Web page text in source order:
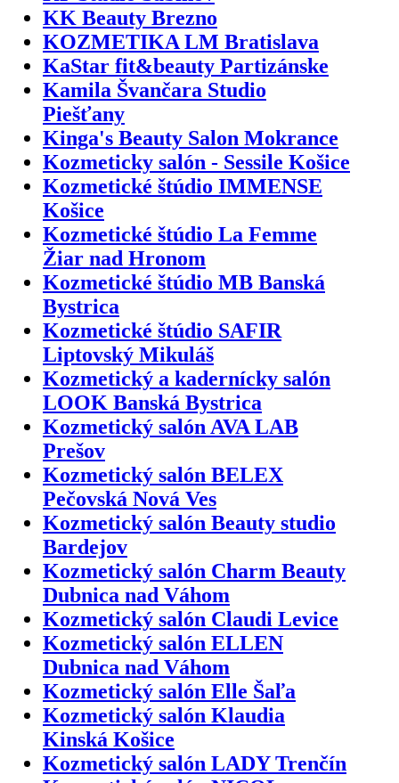
KK Beauty Brezno
KOZMETIKA LM Bratislava
KaStar fit&beauty Partizánske
Kamila Švančara Studio
Piešťany
Kinga's Beauty Salon Mokrance
Kozmeticky salón - Sessile Košice
Kozmetické štúdio IMMENSE
Košice
Kozmetické štúdio La Femme
Žiar nad Hronom
Kozmetické štúdio MB Banská
Bystrica
Kozmetické štúdio SAFIR
Liptovský Mikuláš
Kozmetický a kadernícky salón
LOOK Banská Bystrica
Kozmetický salón AVA LAB
Prešov
Kozmetický salón BELEX
Pečovská Nová Ves
Kozmetický salón Beauty studio
Bardejov
Kozmetický salón Charm Beauty
Dubnica nad Váhom
Kozmetický salón Claudi Levice
Kozmetický salón ELLEN
Dubnica nad Váhom
Kozmetický salón Elle Šaľa
Kozmetický salón Klaudia
Kinská Košice
Kozmetický salón LADY Trenčín